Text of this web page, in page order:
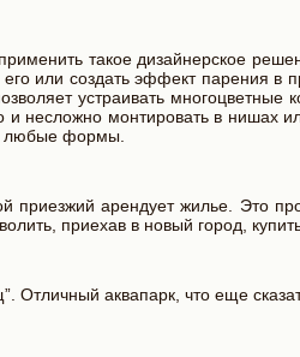
такое дизайнерское
или создать эффект парения в
устраивать многоцветные
несложно монтировать в нишах
любые формы.
арендует жилье. Это
приехав в новый город,
Отличный аквапарк, что еще